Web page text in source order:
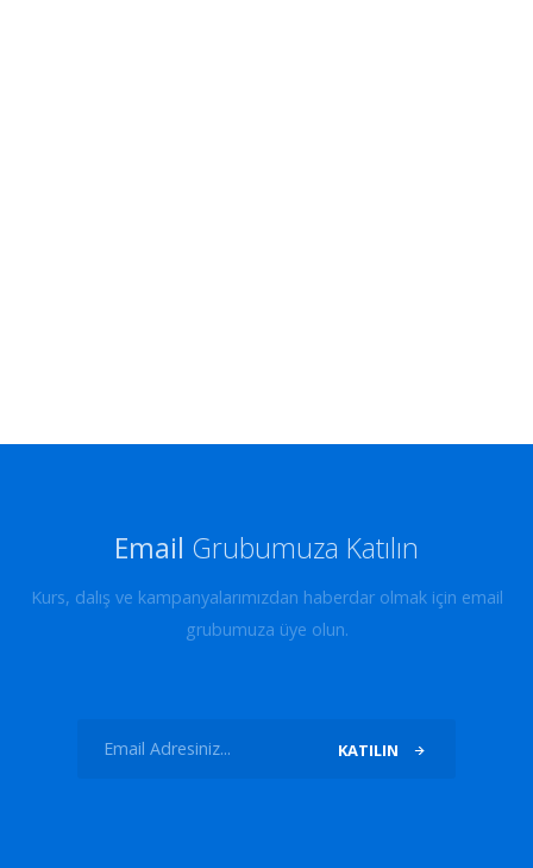
Email Grubumuza Katılın
Kurs, dalış ve kampanyalarımızdan haberdar olmak için email
grubumuza üye olun.
KATILIN